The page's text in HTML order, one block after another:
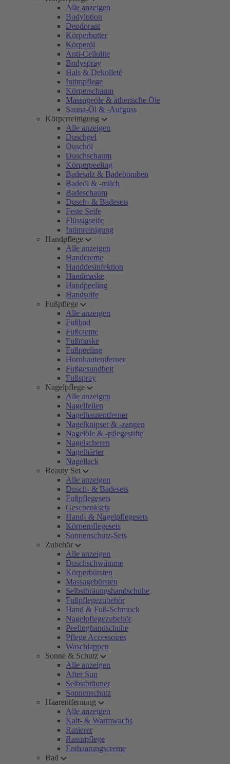
Alle anzeigen
Bodylotion
Deodorant
Körperbutter
Körperöl
Anti-Cellulite
Bodyspray
Hals & Dekolleté
Intimpflege
Körperschaum
Massageöle & ätherische Öle
Sauna-Öl & -Aufguss
Körperreinigung
Alle anzeigen
Duschgel
Duschöl
Duschschaum
Körperpeeling
Badesalz & Badebomben
Badeöl & -milch
Badeschaum
Dusch- & Badesets
Feste Seife
Flüssigseife
Intimreinigung
Handpflege
Alle anzeigen
Handcreme
Handdesinfektion
Handmaske
Handpeeling
Handseife
Fußpflege
Alle anzeigen
Fußbad
Fußcreme
Fußmaske
Fußpeeling
Hornhautentferner
Fußgesundheit
Fußspray
Nagelpflege
Alle anzeigen
Nagelfeilen
Nagelhautentferner
Nagelknipser & -zangen
Nagelöle & -pflegestifte
Nagelscheren
Nagelhärter
Nagellack
Beauty Set
Alle anzeigen
Dusch- & Badesets
Fußpflegesets
Geschenksets
Hand- & Nagelpflegesets
Körperpflegesets
Sonnenschutz-Sets
Zubehör
Alle anzeigen
Duschschwämme
Körperbürsten
Massagebürsten
Selbstbräungshandschuhe
Fußpflegezubehör
Hand & Fuß-Schmuck
Nagelpflegezubehör
Peelinghandschuhe
Pflege Accessoires
Waschlappen
Sonne & Schutz
Alle anzeigen
After Sun
Selbstbräuner
Sonnenschutz
Haarentfernung
Alle anzeigen
Kalt- & Warmwachs
Rasierer
Rasurpflege
Enthaarungscreme
Bad